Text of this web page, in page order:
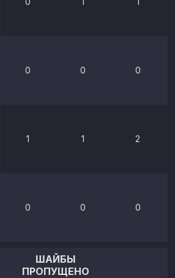
0 0 0
1 1 2
0 0 0
ШАЙБЫ
ПРОПУЩЕНО